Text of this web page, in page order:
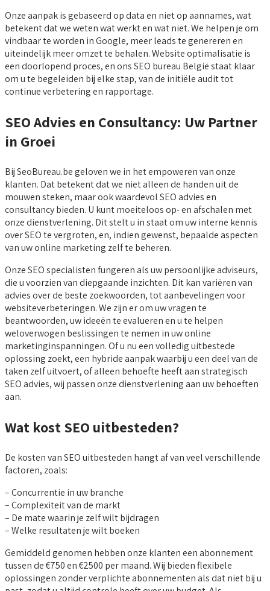
Onze aanpak is gebaseerd op data en niet op aannames, wat
betekent dat we weten wat werkt en wat niet. We helpen je om
vindbaar te worden in Google, meer leads te genereren en
uiteindelijk meer omzet te behalen. Website optimalisatie is
een doorlopend proces, en ons SEO bureau België staat klaar
om u te begeleiden bij elke stap, van de initiële audit tot
continue verbetering en rapportage.
SEO Advies en Consultancy: Uw Partner
in Groei
Bij SeoBureau.be geloven we in het empoweren van onze
klanten. Dat betekent dat we niet alleen de handen uit de
mouwen steken, maar ook waardevol SEO advies en
consultancy bieden. U kunt moeiteloos op- en afschalen met
onze dienstverlening. Dit stelt u in staat om uw interne kennis
over SEO te vergroten, en, indien gewenst, bepaalde aspecten
van uw online marketing zelf te beheren.
Onze SEO specialisten fungeren als uw persoonlijke adviseurs,
die u voorzien van diepgaande inzichten. Dit kan variëren van
advies over de beste zoekwoorden, tot aanbevelingen voor
websiteverbeteringen. We zijn er om uw vragen te
beantwoorden, uw ideeën te evalueren en u te helpen
weloverwogen beslissingen te nemen in uw online
marketinginspanningen. Of u nu een volledig uitbestede
oplossing zoekt, een hybride aanpak waarbij u een deel van de
taken zelf uitvoert, of alleen behoefte heeft aan strategisch
SEO advies, wij passen onze dienstverlening aan uw behoeften
aan.
Wat kost SEO uitbesteden?
De kosten van SEO uitbesteden hangt af van veel verschillende
factoren, zoals:
– Concurrentie in uw branche
– Complexiteit van de markt
– De mate waarin je zelf wilt bijdragen
– Welke resultaten je wilt boeken
Gemiddeld genomen hebben onze klanten een abonnement
tussen de €750 en €2500 per maand. Wij bieden flexibele
oplossingen zonder verplichte abonnementen als dat niet bij u